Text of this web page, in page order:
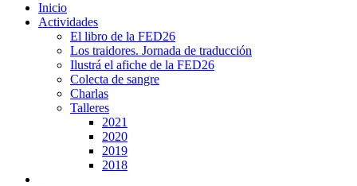
Inicio
Actividades
El libro de la FED26
Los traidores. Jornada de traducción
Ilustrá el afiche de la FED26
Colecta de sangre
Charlas
Talleres
2021
2020
2019
2018